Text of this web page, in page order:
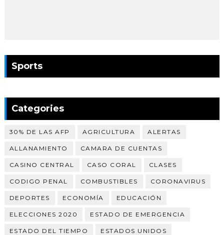
Sports
Categories
30% DE LAS AFP AGRICULTURA ALERTAS
ALLANAMIENTO CAMARA DE CUENTAS
CASINO CENTRAL CASO CORAL CLASES
CODIGO PENAL COMBUSTIBLES CORONAVIRUS
DEPORTES ECONOMÍA EDUCACIÓN
ELECCIONES 2020 ESTADO DE EMERGENCIA
ESTADO DEL TIEMPO ESTADOS UNIDOS